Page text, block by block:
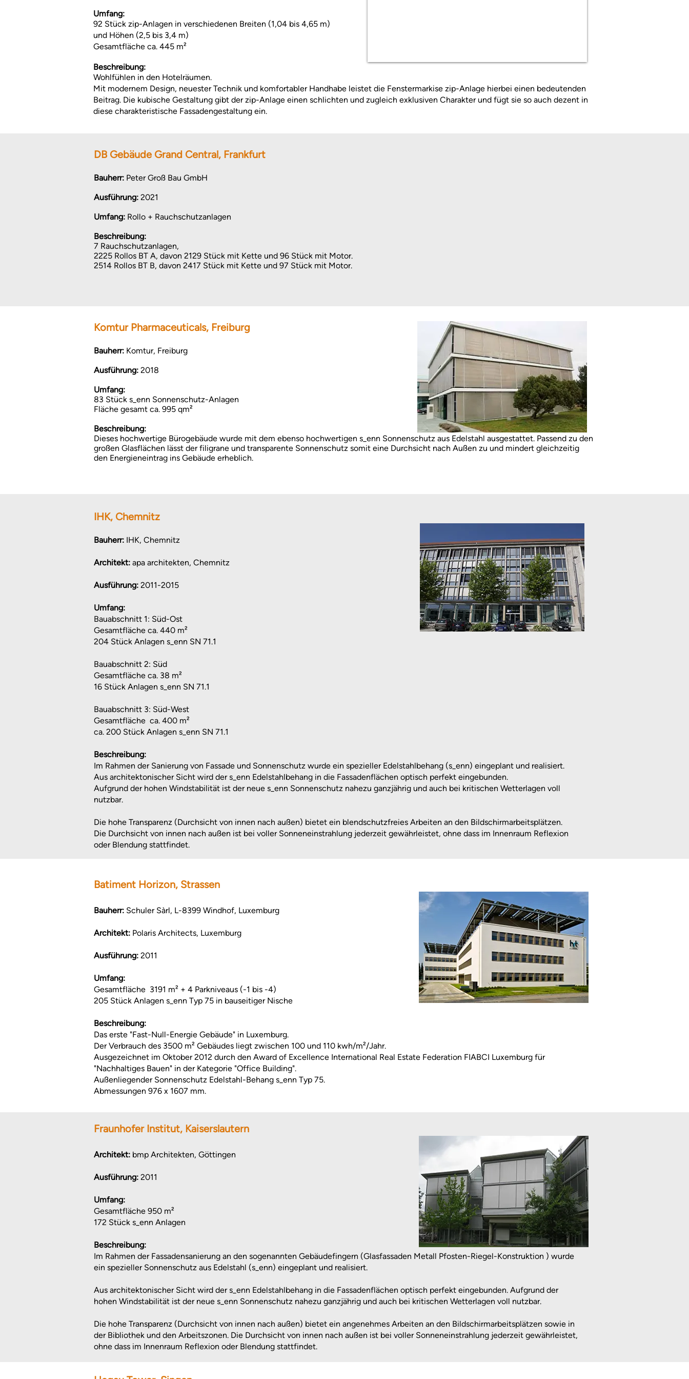
Umfang:
92 Stück zip-Anlagen in verschiedenen Breiten (1,04 bis 4,65 m)
und Höhen (2,5 bis 3,4 m)
Gesamtfläche ca. 445 m²
Beschreibung:
Wohlfühlen in den Hotelräumen.
Mit modernem Design, neuester Technik und komfortabler Handhabe leistet die Fenstermarkise zip-Anlage hierbei einen bedeutenden
Beitrag. Die kubische Gestaltung gibt der zip-Anlage einen schlichten und zugleich exklusiven Charakter und fügt sie so auch dezent in
diese charakteristische Fassadengestaltung ein.
DB Gebäude Grand Central, Frankfurt
Bauherr: Peter Groß Bau GmbH
Ausführung: 2021
Umfang: Rollo + Rauchschutzanlagen
Beschreibung:
7 Rauchschutzanlagen,
2225 Rollos BT A, davon 2129 Stück mit Kette und 96 Stück mit Motor.
2514 Rollos BT B, davon 2417 Stück mit Kette und 97 Stück mit Motor.
Komtur Pharmaceuticals, Freiburg
Bauherr: Komtur, Freiburg
Ausführung: 2018
Umfang:
83 Stück s_enn Sonnenschutz-Anlagen
Fläche gesamt ca. 995 qm²
Beschreibung:
Dieses hochwertige Bürogebäude wurde mit dem ebenso hochwertigen s_enn Sonnenschutz aus Edelstahl ausgestattet. Passend zu den
großen Glasflächen lässt der filigrane und transparente Sonnenschutz somit eine Durchsicht nach Außen zu und mindert gleichzeitig
den Energieneintrag ins Gebäude erheblich.
IHK, Chemnitz
Bauherr: IHK, Chemnitz
Architekt: apa architekten, Chemnitz
Ausführung: 2011-2015
Umfang:
Bauabschnitt 1: Süd-Ost
Gesamtfläche ca. 440 m²
204 Stück Anlagen s_enn SN 71.1
Bauabschnitt 2: Süd
Gesamtfläche ca. 38 m²
16 Stück Anlagen s_enn SN 71.1
Bauabschnitt 3: Süd-West
Gesamtfläche ca. 400 m²
ca. 200 Stück Anlagen s_enn SN 71.1
Beschreibung:
Im Rahmen der Sanierung von Fassade und Sonnenschutz wurde ein spezieller Edelstahlbehang (s_enn) eingeplant und realisiert.
Aus architektonischer Sicht wird der s_enn Edelstahlbehang in die Fassadenflächen optisch perfekt eingebunden.
Aufgrund der hohen Windstabilität ist der neue s_enn Sonnenschutz nahezu ganzjährig und auch bei kritischen Wetterlagen voll
nutzbar.
Die hohe Transparenz (Durchsicht von innen nach außen) bietet ein blendschutzfreies Arbeiten an den Bildschirmarbeitsplätzen.
Die Durchsicht von innen nach außen ist bei voller Sonneneinstrahlung jederzeit gewährleistet, ohne dass im Innenraum Reflexion
oder Blendung stattfindet.
Batiment Horizon, Strassen
Bauherr: Schuler Sàrl, L-8399 Windhof, Luxemburg
Architekt: Polaris Architects, Luxemburg
Ausführung: 2011
Umfang:
Gesamtfläche 3191 m² + 4 Parkniveaus (-1 bis -4)
205 Stück Anlagen s_enn Typ 75 in bauseitiger Nische
Beschreibung:
Das erste "Fast-Null-Energie Gebäude" in Luxemburg.
Der Verbrauch des 3500 m² Gebäudes liegt zwischen 100 und 110 kwh/m²/Jahr.
Ausgezeichnet im Oktober 2012 durch den Award of Excellence International Real Estate Federation FIABCI Luxemburg für
"Nachhaltiges Bauen" in der Kategorie "Office Building".
Außenliegender Sonnenschutz Edelstahl-Behang s_enn Typ 75.
Abmessungen 976 x 1607 mm.
Fraunhofer Institut, Kaiserslautern
Architekt: bmp Architekten, Göttingen
Ausführung: 2011
Umfang:
Gesamtfläche 950 m²
172 Stück s_enn Anlagen
Beschreibung:
Im Rahmen der Fassadensanierung an den sogenannten Gebäudefingern (Glasfassaden Metall Pfosten-Riegel-Konstruktion ) wurde
ein spezieller Sonnenschutz aus Edelstahl (s_enn) eingeplant und realisiert.
Aus architektonischer Sicht wird der s_enn Edelstahlbehang in die Fassadenflächen optisch perfekt eingebunden. Aufgrund der
hohen Windstabilität ist der neue s_enn Sonnenschutz nahezu ganzjährig und auch bei kritischen Wetterlagen voll nutzbar.
Die hohe Transparenz (Durchsicht von innen nach außen) bietet ein angenehmes Arbeiten an den Bildschirmarbeitsplätzen sowie in
der Bibliothek und den Arbeitszonen. Die Durchsicht von innen nach außen ist bei voller Sonneneinstrahlung jederzeit gewährleistet,
ohne dass im Innenraum Reflexion oder Blendung stattfindet.